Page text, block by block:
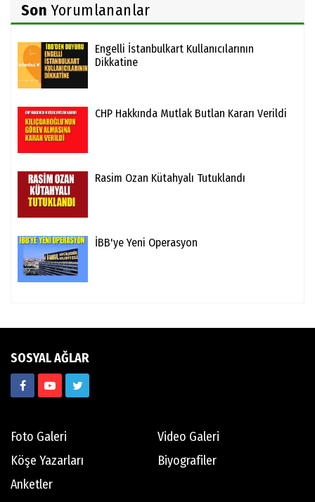
Son Yorumlananlar
Engelli İstanbulkart Kullanıcılarının
Dikkatine
CHP Hakkında Mutlak Butlan Kararı Verildi
Rasim Ozan Kütahyalı Tutuklandı
İBB'ye Yeni Operasyon
SOSYAL AĞLAR
Foto Galeri
Video Galeri
Köşe Yazarları
Biyografiler
Anketler